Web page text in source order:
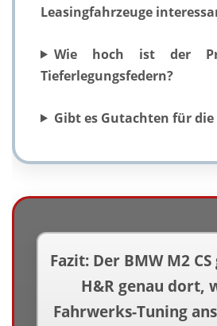
Leasingfahrzeuge
Wie hoch ist der
Tieferlegungsfedern?
Gibt es Gutachten für
Fazit: Der BMW M2
H&R genau dort,
Fahrwerks-Tuning